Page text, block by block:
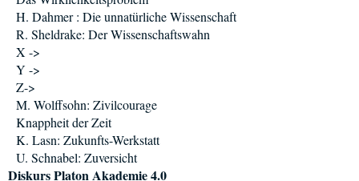
H. Dahmer : Die unnatürliche Wissenschaft
R. Sheldrake: Der Wissenschaftswahn
X ->
Y ->
Z->
M. Wolffsohn: Zivilcourage
Knappheit der Zeit
K. Lasn: Zukunfts-Werkstatt
U. Schnabel: Zuversicht
Diskurs Platon Akademie 4.0